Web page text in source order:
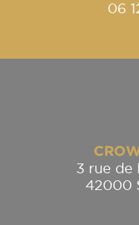
06
3 rue de
42000